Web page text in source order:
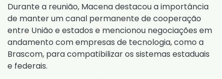
Durante a reunião, Macena destacou a importância
de manter um canal permanente de cooperação
entre União e estados e mencionou negociações em
andamento com empresas de tecnologia, como a
Brascom, para compatibilizar os sistemas estaduais
e federais.